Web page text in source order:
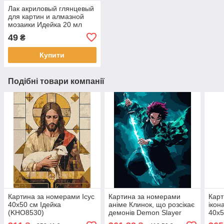
Лак акриловый глянцевый
для картин и алмазной
мозаики Идейка 20 мл
49 ₴
Купити
Подібні товари компанії
Картина за номерами Ісус
40х50 см Ідейка
(KHO8530)
Картина за номерами
аніме Клинок, що розсікає
демонів Demon Slayer
30х40 см SANTI (954418)